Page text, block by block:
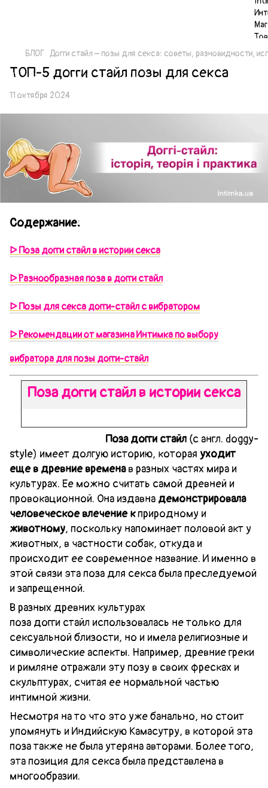
БЛОГ Догги стайл – позы для секса: советы, разновидности,
ТОП-5 догги стайл позы для секса
11 октября 2024
Содержание:
ᐅ Поза догги стайл в истории секса
ᐅ Разнообразная поза в догги стайл
ᐅ Позы для секса догги-стайл с вибратором
ᐅ Рекомендации от магазина Интимка по выбору
вибратора для позы догги-стайл
Поза догги стайл в истории секса
Поза догги стайл (с англ. doggy-
style) имеет долгую историю, которая уходит
еще в древние временав разных частях мира и
культурах. Ее можно считать самой древней и
провокационной. Она издавна демонстрировала
человеческое влечение кприродному и
животному, поскольку напоминает половой акт у
животных, в частности собак, откуда и
происходит ее современное название. И именно в
этой связи эта поза для секса была преследуемой
и запрещенной.
В разных древних культурах
поза догги стайл использовалась не только для
сексуальной близости, но и имела религиозные и
символические аспекты. Например, древние греки
и римляне отражали эту позу в своих фресках и
скульптурах, считая ее нормальной частью
интимной жизни.
Несмотря на то что это уже банально, но стоит
упомянуть и Индийскую Камасутру, в которой эта
поза также не была утеряна авторами. Более того,
эта позиция для секса была представлена ​​в
многообразии.